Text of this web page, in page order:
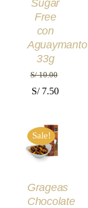
Sugar
Free
con
Aguaymanto
33g
S/10.00
El
original
era:
S/ 10.00.
S/7.50El
Sale!
AL
CARRITO
/
Grageas
Chocolate